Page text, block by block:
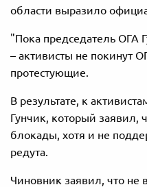
области выразило
"Пока председатель ОГА
– активисты не покинут
протестующие.
В результате, к
Гунчик, который заявил,
блокады, хотя и не
редута.
Чиновник заявил, что не